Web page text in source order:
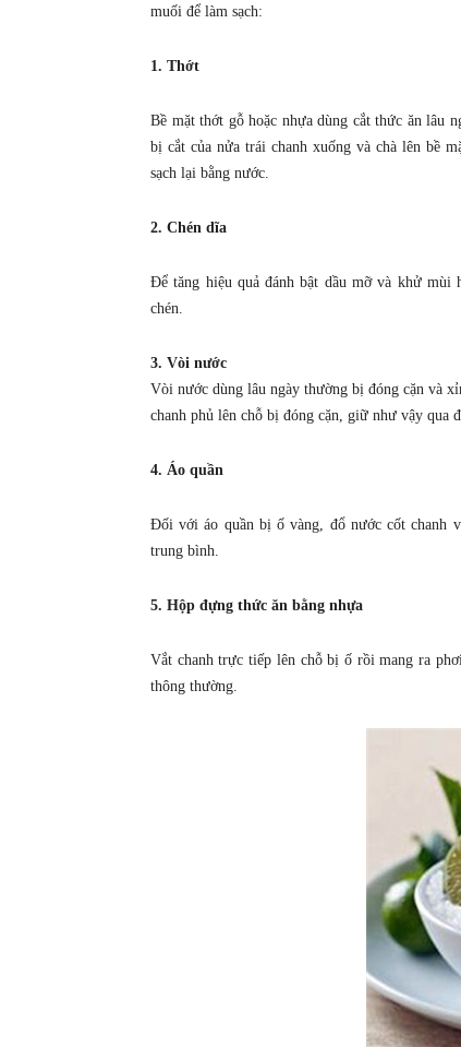
muối để làm sạch:
1. Thớt
Bề mặt thớt gỗ hoặc nhựa dùng cắt thức ăn lâu
bị cắt của nửa trái chanh xuống và chà lên bề
sạch lại bằng nước.
2. Chén dĩa
Để tăng hiệu quả đánh bật dầu mỡ và khử mùi
chén.
3. Vòi nước
Vòi nước dùng lâu ngày thường bị đóng cặn và
chanh phủ lên chỗ bị đóng cặn, giữ như vậy qua
4. Áo quần
Đối với áo quần bị ố vàng, đổ nước cốt chanh
trung bình.
5. Hộp đựng thức ăn bằng nhựa
Vắt chanh trực tiếp lên chỗ bị ố rồi mang ra
thông thường.